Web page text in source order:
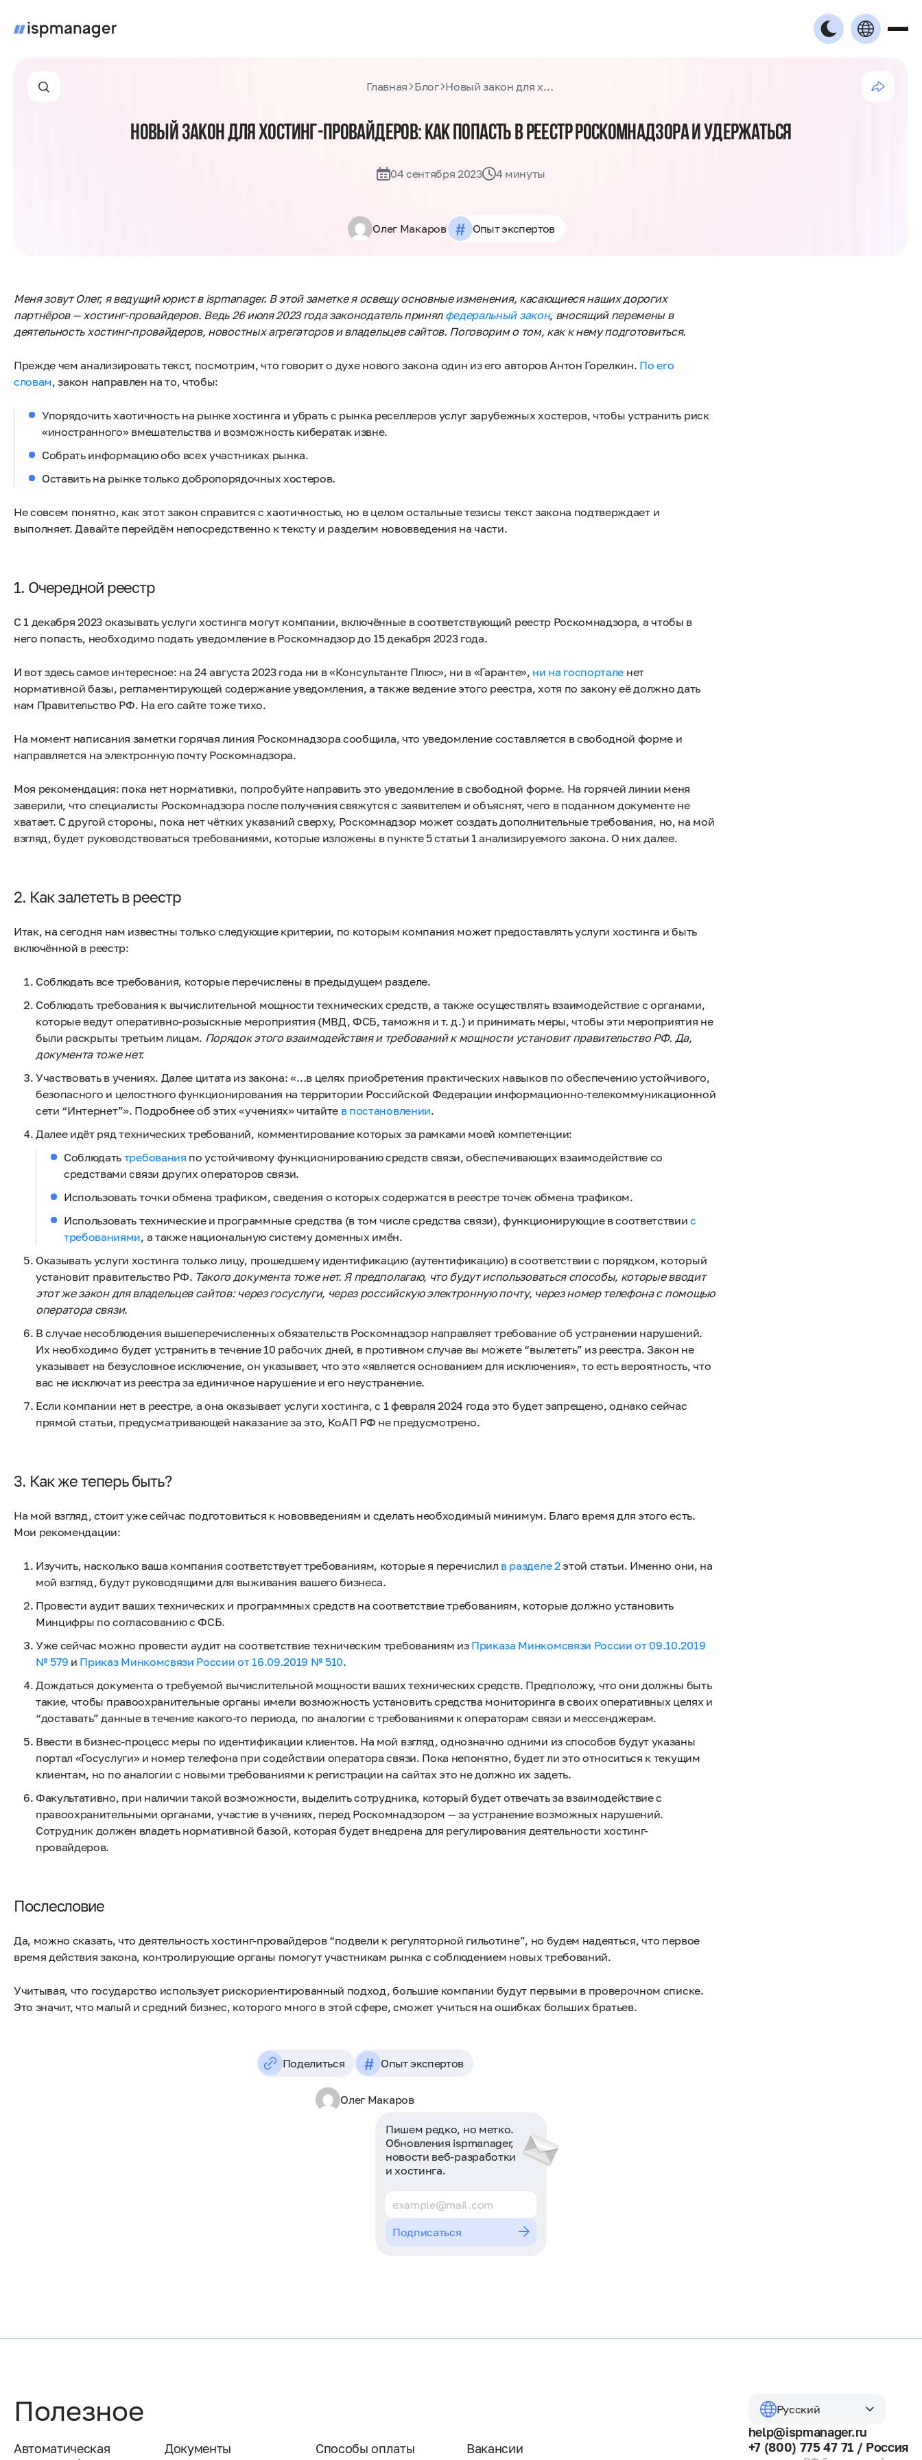
Главная Блог Новый закон для хостинг-провайдеров: как попасть в реестр Роскомнадзора и удержаться
НОВЫЙ ЗАКОН ДЛЯ ХОСТИНГ-ПРОВАЙДЕРОВ: КАК ПОПАСТЬ В РЕЕСТР РОСКОМНАДЗОРА И УДЕРЖАТЬСЯ
04 сентября 2023 4 минуты
Олег Макаров # Опыт экспертов
Меня зовут Олег, я ведущий юрист в ispmanager. В этой заметке я освещу основные изменения, касающиеся наших дорогих
партнёров — хостинг-провайдеров. Ведь 26 июля 2023 года законодатель принял федеральный закон, вносящий перемены в
деятельность хостинг-провайдеров, новостных агрегаторов и владельцев сайтов. Поговорим о том, как к нему подготовиться.
Прежде чем анализировать текст, посмотрим, что говорит о духе нового закона один из его авторов Антон Горелкин. По его
словам, закон направлен на то, чтобы:
Упорядочить хаотичность на рынке хостинга и убрать с рынка реселлеров услуг зарубежных хостеров, чтобы устранить риск
«иностранного» вмешательства и возможность кибератак извне.
Собрать информацию обо всех участниках рынка.
Оставить на рынке только добропорядочных хостеров.
Не совсем понятно, как этот закон справится с хаотичностью, но в целом остальные тезисы текст закона подтверждает и
выполняет. Давайте перейдём непосредственно к тексту и разделим нововведения на части.
1. Очередной реестр
С 1 декабря 2023 оказывать услуги хостинга могут компании, включённые в соответствующий реестр Роскомнадзора, а чтобы в
него попасть, необходимо подать уведомление в Роскомнадзор до 15 декабря 2023 года.
И вот здесь самое интересное: на 24 августа 2023 года ни в «Консультанте Плюс», ни в «Гаранте», ни на госпортале нет
нормативной базы, регламентирующей содержание уведомления, а также ведение этого реестра, хотя по закону её должно дать
нам Правительство РФ. На его сайте тоже тихо.
На момент написания заметки горячая линия Роскомнадзора сообщила, что уведомление составляется в свободной форме и
направляется на электронную почту Роскомнадзора.
Моя рекомендация: пока нет нормативки, попробуйте направить это уведомление в свободной форме. На горячей линии меня
заверили, что специалисты Роскомнадзора после получения свяжутся с заявителем и объяснят, чего в поданном документе не
хватает. С другой стороны, пока нет чётких указаний сверху, Роскомнадзор может создать дополнительные требования, но, на мой
взгляд, будет руководствоваться требованиями, которые изложены в пункте 5 статьи 1 анализируемого закона. О них далее.
2. Как залететь в реестр
Итак, на сегодня нам известны только следующие критерии, по которым компания может предоставлять услуги хостинга и быть
включённой в реестр:
Соблюдать все требования, которые перечислены в предыдущем разделе.
Соблюдать требования к вычислительной мощности технических средств, а также осуществлять взаимодействие с органами,
которые ведут оперативно-розыскные мероприятия (МВД, ФСБ, таможня и т. д.) и принимать меры, чтобы эти мероприятия не
были раскрыты третьим лицам. Порядок этого взаимодействия и требований к мощности установит правительство РФ. Да,
документа тоже нет.
Участвовать в учениях. Далее цитата из закона: «…в целях приобретения практических навыков по обеспечению устойчивого,
безопасного и целостного функционирования на территории Российской Федерации информационно-телекоммуникационной
сети “Интернет”». Подробнее об этих «учениях» читайте в постановлении.
Далее идёт ряд технических требований, комментирование которых за рамками моей компетенции:
Соблюдать требования по устойчивому функционированию средств связи, обеспечивающих взаимодействие со
средствами связи других операторов связи.
Использовать точки обмена трафиком, сведения о которых содержатся в реестре точек обмена трафиком.
Использовать технические и программные средства (в том числе средства связи), функционирующие в соответствиис
требованиями, а также национальную систему доменных имён.
Оказывать услуги хостинга только лицу, прошедшему идентификацию (аутентификацию) в соответствии с порядком, который
установит правительство РФ. Такого документа тоже нет. Я предполагаю, что будут использоваться способы, которые вводит
этот же закон для владельцев сайтов: через госуслуги, через российскую электронную почту, через номер телефона с помощью
оператора связи.
В случае несоблюдения вышеперечисленных обязательств Роскомнадзор направляет требование об устранении нарушений.
Их необходимо будет устранить в течение 10 рабочих дней, в противном случае вы можете “вылететь” из реестра. Закон не
указывает на безусловное исключение, он указывает, что это «является основанием для исключения», то есть вероятность, что
вас не исключат из реестра за единичное нарушение и его неустранение.
Если компании нет в реестре, а она оказывает услуги хостинга, с 1 февраля 2024 года это будет запрещено, однако сейчас
прямой статьи, предусматривающей наказание за это, КоАП РФ не предусмотрено.
3. Как же теперь быть?
На мой взгляд, стоит уже сейчас подготовиться к нововведениям и сделать необходимый минимум. Благо время для этого есть.
Мои рекомендации:
Изучить, насколько ваша компания соответствует требованиям, которые я перечислил в разделе 2этой статьи. Именно они, на
мой взгляд, будут руководящими для выживания вашего бизнеса.
Провести аудит ваших технических и программных средств на соответствие требованиям, которые должно установить
Минцифры по согласованию с ФСБ.
Уже сейчас можно провести аудит на соответствие техническим требованиям из Приказа Минкомсвязи России от 09.10.2019
№ 579 и Приказ Минкомсвязи России от 16.09.2019 № 510.
Дождаться документа о требуемой вычислительной мощности ваших технических средств. Предположу, что они должны быть
такие, чтобы правоохранительные органы имели возможность установить средства мониторинга в своих оперативных целях и
“доставать” данные в течение какого-то периода, по аналогии с требованиями к операторам связи и мессенджерам.
Ввести в бизнес-процесс меры по идентификации клиентов. На мой взгляд, однозначно одними из способов будут указаны
портал «Госуслуги» и номер телефона при содействии оператора связи. Пока непонятно, будет ли это относиться к текущим
клиентам, но по аналогии с новыми требованиями к регистрации на сайтах это не должно их задеть.
Факультативно, при наличии такой возможности, выделить сотрудника, который будет отвечать за взаимодействие с
правоохранительными органами, участие в учениях, перед Роскомнадзором — за устранение возможных нарушений.
Сотрудник должен владеть нормативной базой, которая будет внедрена для регулирования деятельности хостинг-
провайдеров.
Послесловие
Да, можно сказать, что деятельность хостинг-провайдеров “подвели к регуляторной гильотине”, но будем надеяться, что первое
время действия закона, контролирующие органы помогут участникам рынка с соблюдением новых требований.
Учитывая, что государство использует рискориентированный подход, большие компании будут первыми в проверочном списке.
Это значит, что малый и средний бизнес, которого много в этой сфере, сможет учиться на ошибках больших братьев.
Поделиться # Опыт экспертов
Олег Макаров
Пишем редко, но метко.
Обновления ispmanager,
новости веб-разработки
и хостинга.
Подписаться
Полезное
Автоматическая
Документы Способы оплаты Вакансии
Русский
help@ispmanager.ru
+7 (800) 775 47 71 / Россия